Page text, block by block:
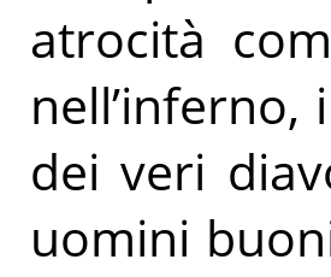
atrocità
dei veri
uomini